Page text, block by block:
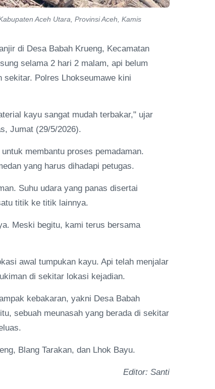
Aceh Utara, Provinsi Aceh, Kamis
di Desa Babah Krueng, Kecamatan
selama 2 hari 2 malam, api belum
sekitar. Polres Lhokseumawe kini
kayu sangat mudah terbakar," ujar
Jumat (29/5/2026).
membantu proses pemadaman.
yang harus dihadapi petugas.
Suhu udara yang panas disertai
titik ke titik lainnya.
Meski begitu, kami terus bersama
awal tumpukan kayu. Api telah menjalar
di sekitar lokasi kejadian.
kebakaran, yakni Desa Babah
sebuah meunasah yang berada di sekitar
Blang Tarakan, dan Lhok Bayu.
Editor: Santi